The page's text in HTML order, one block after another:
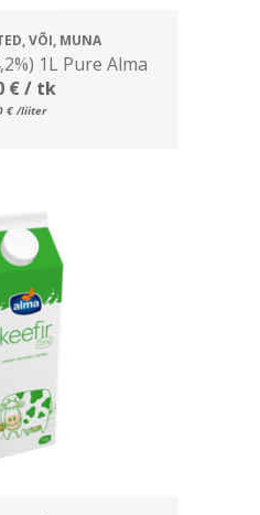
VÕI, MUNA
1L Pure Alma
€/ tk
€ /liiter